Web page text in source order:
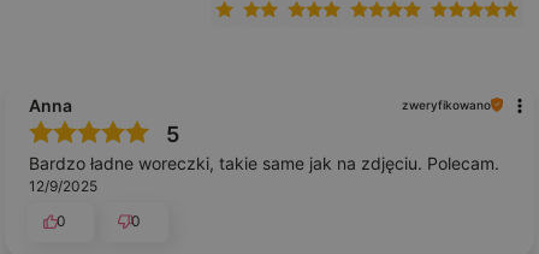
Anna zweryfikowano
5
Bardzo ładne woreczki, takie same jak na zdjęciu. Polecam.
12/9/2025
0
0